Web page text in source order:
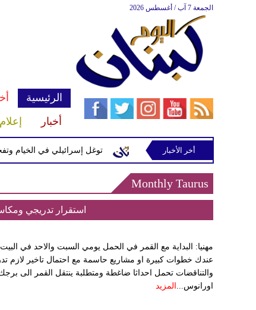
الجمعة 7 آب / أغسطس 2026
الرئيسية
أخبار
إعلام
توغل إسرائيلي في الخيام إسرائيلية في رب ثلاثين
أخر الأخبار
Monthly Taurus
استقرار تدريجي
عندك خطوات كبيرة او مشاريع حاسمة مع احتمال تاخير لازم
والتناقضات تحمل احداثا ضاغطة ومتطلبة ينتقل القمر الى برجك
اورانوس... المزيد